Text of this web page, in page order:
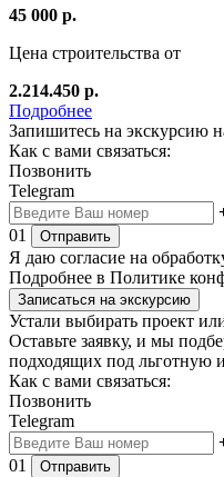
45 000 р.
Цена строительства от
2.214.450 р.
Подробнее
Запишитесь на экскурсию
Как с вами связаться:
Позвонить
Telegram
01
Отправить
Я даю согласие на
Подробнее в Политике
Записаться на экскурсию
Устали выбирать проект
Оставьте заявку, и мы
подходящих под льготную
Как с вами связаться:
Позвонить
Telegram
01
Отправить